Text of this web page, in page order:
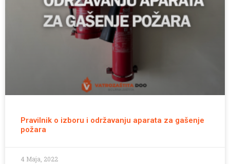
Pravilnik o izboru i održavanju aparata za gašenje
požara
4 Maja, 2022